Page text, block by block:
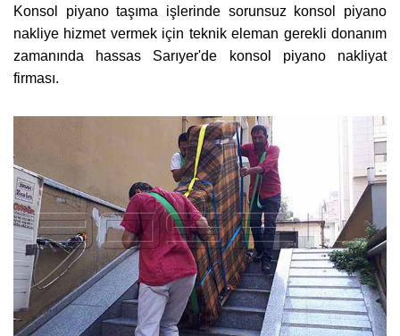
Konsol piyano taşıma işlerinde sorunsuz konsol piyano
nakliye hizmet vermek için teknik eleman gerekli donanım
zamanında hassas Sarıyer'de konsol piyano nakliyat
firması.